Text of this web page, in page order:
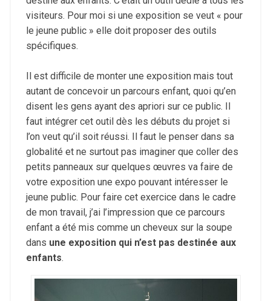
visiteurs. Pour moi si une exposition se veut « pour
le jeune public » elle doit proposer des outils
spécifiques.
Il est difficile de monter une exposition mais tout
autant de concevoir un parcours enfant, quoi qu’en
disent les gens ayant des apriori sur ce public. Il
faut intégrer cet outil dès les débuts du projet si
l’on veut qu’il soit réussi. Il faut le penser dans sa
globalité et ne surtout pas imaginer que coller des
petits panneaux sur quelques œuvres va faire de
votre exposition une expo pouvant intéresser le
jeune public. Pour faire cet exercice dans le cadre
de mon travail, j’ai l’impression que ce parcours
enfant a été mis comme un cheveux sur la soupe
dans une exposition qui n’est pas destinée aux
enfants.